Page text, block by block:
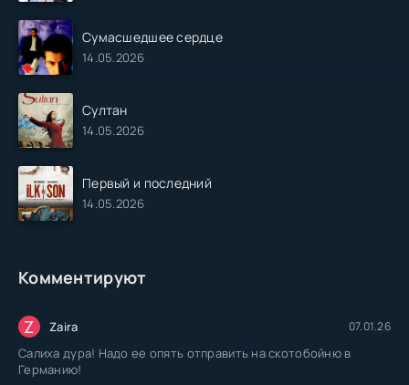
Сумасшедшее сердце
14.05.2026
Султан
14.05.2026
Первый и последний
14.05.2026
Комментируют
Z Zaira 07.01.26
Салиха дура! Надо ее опять отправить на скотобойню в
Германию!